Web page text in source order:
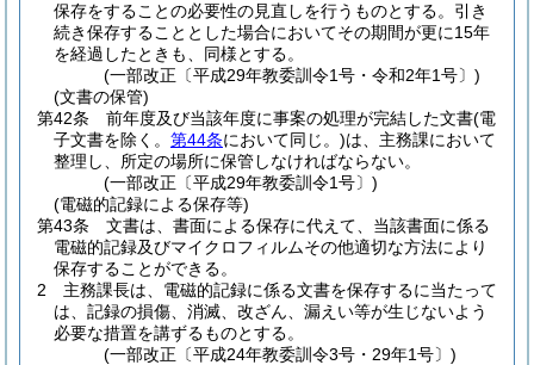
保存をすることの必要性の見直しを行うものとする。 引き
続き保存することとした場合においてその期間が更に15年
を経過したときも、同様とする。
(一部改正〔平成29年教委訓令1号・令和2年1号〕)
(文書の保管)
第42条
前年度及び当該年度に事案の処理が完結した文書(電
子文書を除く。 第44条において同じ。)は、主務課において
整理し、所定の場所に保管しなければならない。
(一部改正〔平成29年教委訓令1号〕)
(電磁的記録による保存等)
第43条
文書は、書面による保存に代えて、当該書面に係る
電磁的記録及びマイクロフィルムその他適切な方法により
保存することができる。
2
主務課長は、電磁的記録に係る文書を保存するに当たって
は、記録の損傷、消滅、改ざん、漏えい等が生じないよう
必要な措置を講ずるものとする。
(一部改正〔平成24年教委訓令3号・29年1号〕)